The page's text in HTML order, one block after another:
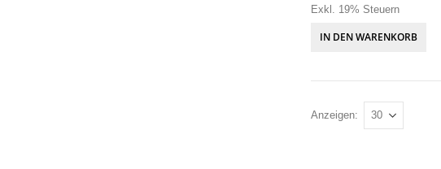
Exkl. 19% Steuern
IN DEN WARENKORB
Anzeigen